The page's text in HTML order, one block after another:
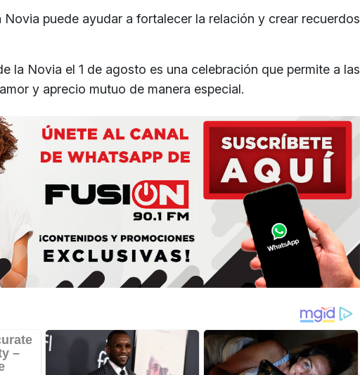
Novia puede ayudar a fortalecer la relación y crear recuerdos
la Novia el 1 de agosto es una celebración que permite a las
y aprecio mutuo de manera especial.